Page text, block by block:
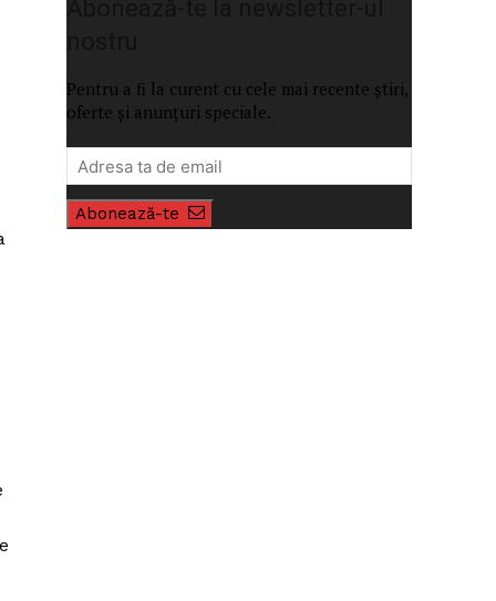
Pentru a fi la curent cu cele mai recente știri,
oferte și anunțuri speciale.
Abonează-te